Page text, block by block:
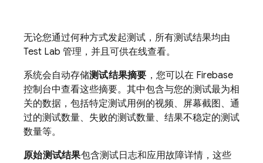
无论您通过何种方式发起测试，所有测试结果均由
Test Lab 管理，并且可供在线查看。
系统会自动存储测试结果摘要 ，您可以在 Firebase
控制台中查看这些摘要。其中包含与您的测试最为相
关的数据，包括特定测试用例的视频、屏幕截图、通
过的测试数量、失败的测试数量、结果不稳定的测试
数量等。
原始测试结果包含测试日志和应用故障详情，这些